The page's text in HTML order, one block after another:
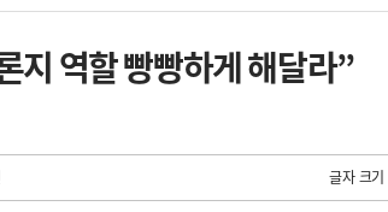
역할 빵빵하게 해달라”
글자 크기